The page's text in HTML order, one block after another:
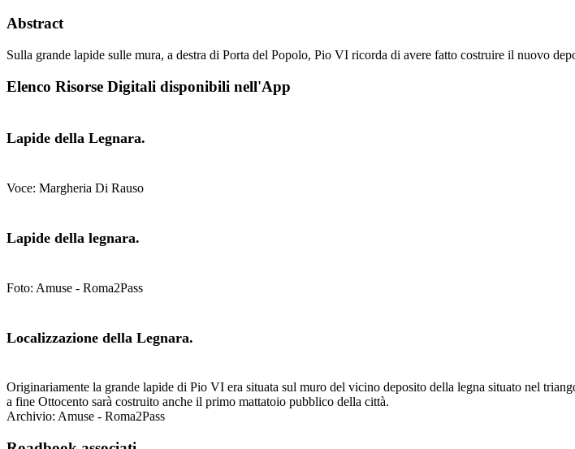
Abstract
Sulla grande lapide sulle mura, a destra di Porta del Popolo, Pio VI ricorda di avere fatto costruire il nuovo
Elenco Risorse Digitali disponibili nell'App
Lapide della Legnara.
Voce: Margheria Di Rauso
Lapide della legnara.
Foto: Amuse - Roma2Pass
Localizzazione della Legnara.
Originariamente la grande lapide di Pio VI era situata sul muro del vicino deposito della legna situato nel
a fine Ottocento sarà costruito anche il primo mattatoio pubblico della città.
Archivio: Amuse - Roma2Pass